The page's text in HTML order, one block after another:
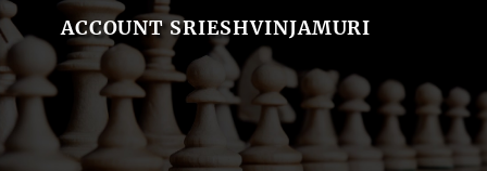
ACCOUNT SRIESHVINJAMURI